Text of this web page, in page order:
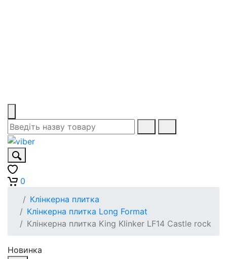
0
Клінкерна плитка
Клінкерна плитка Long Format
Клінкерна плитка King Klinker LF14 Castle rock
Новинка